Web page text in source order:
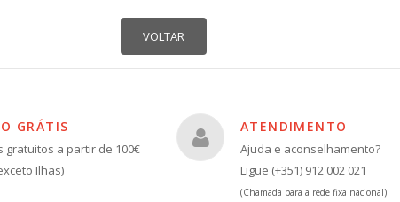
GRÁTIS
gratuitos a partir de 100€
Ilhas)
ATENDIMENTO
Ajuda e aconselhamento?
Ligue (+351) 912 002 021
(Chamada para a rede fixa nacional)